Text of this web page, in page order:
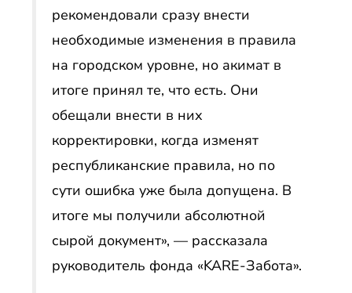
рекомендовали сразу внести
необходимые изменения в правила
на городском уровне, но акимат в
итоге принял те, что есть. Они
обещали внести в них
корректировки, когда изменят
республиканские правила, но по
сути ошибка уже была допущена. В
итоге мы получили абсолютной
сырой документ», — рассказала
руководитель фонда «KARE-Забота».